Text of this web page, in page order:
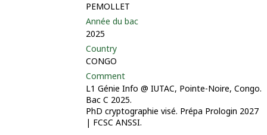
PEMOLLET
Année du bac
2025
Country
CONGO
Comment
L1 Génie Info @ IUTAC, Pointe-Noire, Congo.
Bac C 2025.
PhD cryptographie visé. Prépa Prologin 2027
| FCSC ANSSI.